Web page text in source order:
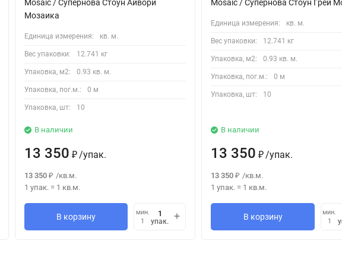
Mosaic / Супернова Стоун Айвори
Мозаика
Единица измерения: кв. м.
Вес упаковки: 12.741 кг
Упаковка, м2: 0.93 кв. м.
Упаковка, пог.м.: 0 м
Упаковка, шт: 10
В наличии
13 350 ₽ /упак.
13 350 ₽ /кв.м.
1 упак.= 1 кв.м.
В корзину
мин.
1
упак.
Mosaic / Супернова Стоун Грей
Единица измерения: кв. м.
Вес упаковки: 12.741 кг
Упаковка, м2: 0.93 кв. м.
Упаковка, пог.м.: 0 м
Упаковка, шт: 10
В наличии
13 350 ₽ /упак.
13 350 ₽ /кв.м.
1 упак. = 1 кв.м.
В корзину
мин.
1